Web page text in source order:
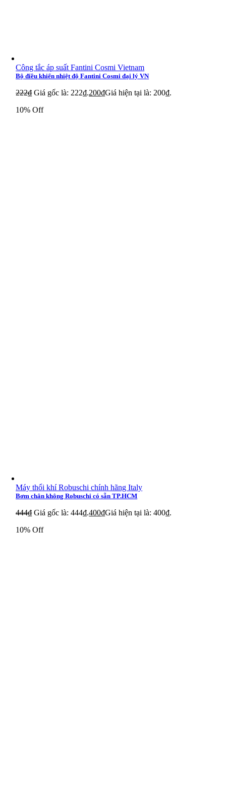
Công tắc áp suất Fantini Cosmi Vietnam
Bộ điều khiển nhiệt độ Fantini Cosmi đại lý VN
222₫ Giá gốc là: 222₫.200₫Giá hiện tại là: 200₫.
10% Off
Máy thổi khí Robuschi chính hãng Italy
Bơm chân không Robuschi có sẵn TP.HCM
444₫ Giá gốc là: 444₫.400₫Giá hiện tại là: 400₫.
10% Off